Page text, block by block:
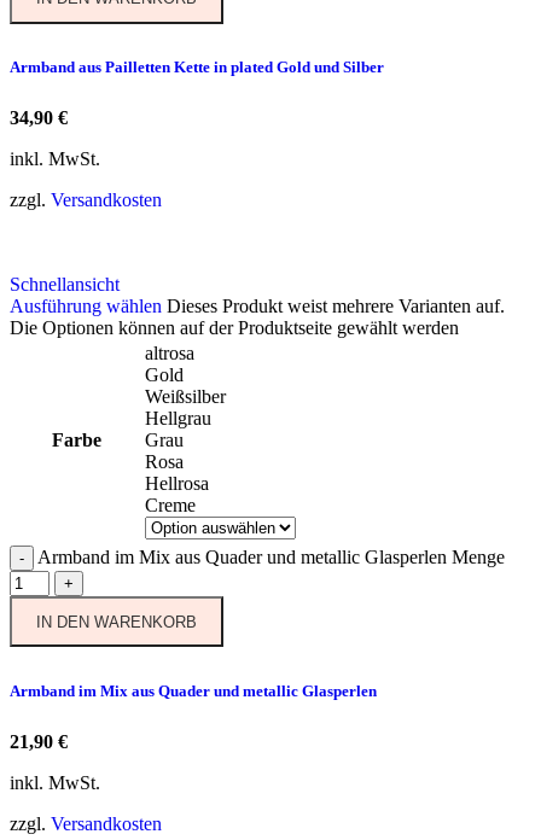
Armband aus Pailletten Kette in plated Gold und Silber
34,90 €
inkl. MwSt.
zzgl. Versandkosten
Schnellansicht
Ausführung wählen Dieses Produkt weist mehrere Varianten auf.
Die Optionen können auf der Produktseite gewählt werden
Farbe
altrosa
Gold
Weißsilber
Hellgrau
Grau
Rosa
Hellrosa
Creme
- Armband im Mix aus Quader und metallic Glasperlen Menge
+
IN DEN WARENKORB
Armband im Mix aus Quader und metallic Glasperlen
21,90 €
inkl. MwSt.
zzgl. Versandkosten